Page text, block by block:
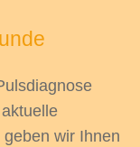
wir Ihnen